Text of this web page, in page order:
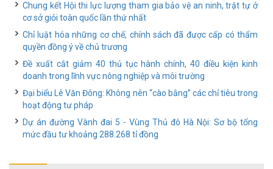
Chung kết Hội thi lực lượng tham gia bảo vệ an ninh, trật tự ở
cơ sở giỏi toàn quốc lần thứ nhất
Chỉ luật hóa những cơ chế, chính sách đã được cấp có thẩm
quyền đồng ý về chủ trương
Đề xuất cắt giảm 40 thủ tục hành chính, 40 điều kiện kinh
doanh trong lĩnh vực nông nghiệp và môi trường
Đại biểu Lê Văn Đông: Không nên “cào bằng” các chỉ tiêu trong
hoạt động tư pháp
Dự án đường Vành đai 5 - Vùng Thủ đô Hà Nội: Sơ bộ tổng
mức đầu tư khoảng 288.268 tỉ đồng